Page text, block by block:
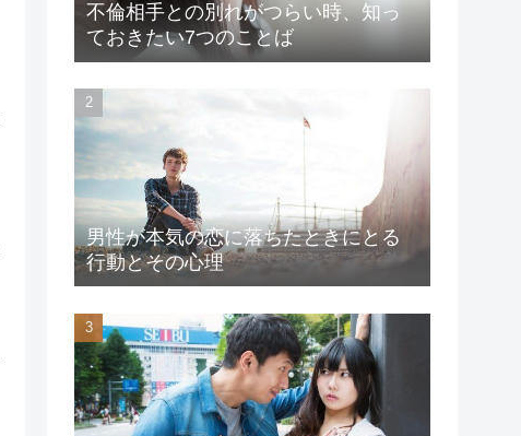
不倫相手との別れがつらい時、知っ
ておきたい7つのことば
男性が本気の恋に落ちたときにとる
行動とその心理